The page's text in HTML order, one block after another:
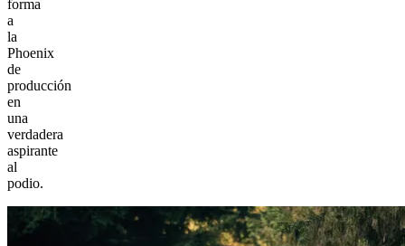
forma
a
la
Phoenix
de
producción
en
una
verdadera
aspirante
al
podio.